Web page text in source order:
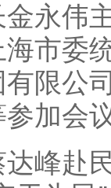
伟主
市委
限公
加会
赴民